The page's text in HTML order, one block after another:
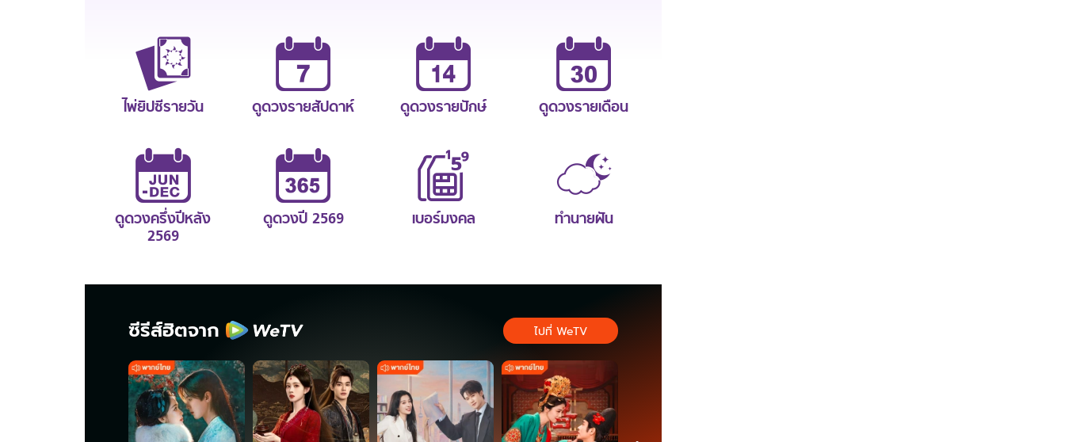
ไพ่ยิปซีรายวัน ดูดวงรายสัปดาห์ ดูดวงรายปักษ์ ดูดวงรายเดือน
ดูดวงครึ่งปีหลัง
2569
ดูดวงปี 2569 เบอร์มงคล ทำนายฝัน
ซีรีส์ฮิตจาก ไปที่ WeTV